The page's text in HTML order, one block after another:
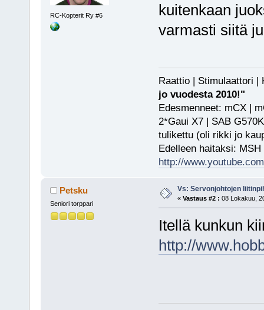
RC-Kopterit Ry #6
kuitenkaan
varmasti siitä
Raattio |
jo vuodesta 2010!"
Edesmenneet: mCX |
2*Gaui X7 | SAB
tulikettu (oli rikki jo
Edelleen haitaksi:
http://
Petsku
Seniori torppari
Vs: Servonjohtojen
« Vastaus #2 : 08 Lokakuu,
Itellä kunkun
http://